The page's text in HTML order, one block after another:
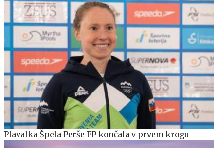
Plavalka Špela Perše EP končala v prvem krogu